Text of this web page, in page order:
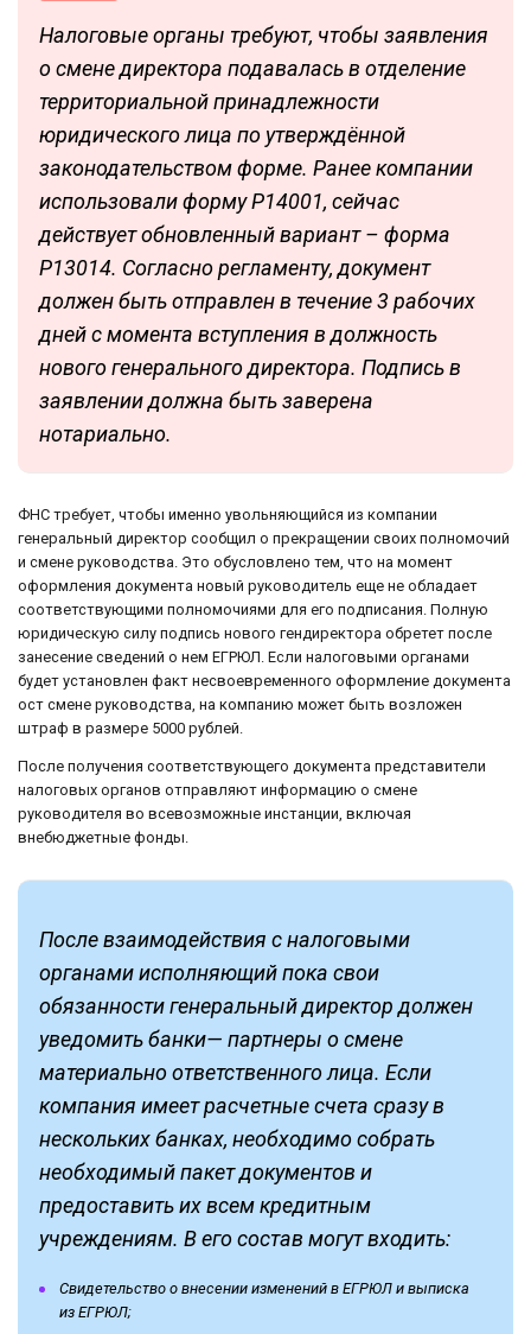
Налоговые органы требуют, чтобы заявления
о смене директора подавалась в отделение
территориальной принадлежности
юридического лица по утверждённой
законодательством форме. Ранее компании
использовали форму Р14001, сейчас
действует обновленный вариант – форма
Р13014. Согласно регламенту, документ
должен быть отправлен в течение 3 рабочих
дней с момента вступления в должность
нового генерального директора. Подпись в
заявлении должна быть заверена
нотариально.
ФНС требует, чтобы именно увольняющийся из компании
генеральный директор сообщил о прекращении своих полномочий
и смене руководства. Это обусловлено тем, что на момент
оформления документа новый руководитель еще не обладает
соответствующими полномочиями для его подписания. Полную
юридическую силу подпись нового гендиректора обретет после
занесение сведений о нем ЕГРЮЛ. Если налоговыми органами
будет установлен факт несвоевременного оформление документа
ост смене руководства, на компанию может быть возложен
штраф в размере 5000 рублей.
После получения соответствующего документа представители
налоговых органов отправляют информацию о смене
руководителя во всевозможные инстанции, включая
внебюджетные фонды.
После взаимодействия с налоговыми
органами исполняющий пока свои
обязанности генеральный директор должен
уведомить банки— партнеры о смене
материально ответственного лица. Если
компания имеет расчетные счета сразу в
нескольких банках, необходимо собрать
необходимый пакет документов и
предоставить их всем кредитным
учреждениям. В его состав могут входить:
Свидетельство о внесении изменений в ЕГРЮЛ и выписка
из ЕГРЮЛ;